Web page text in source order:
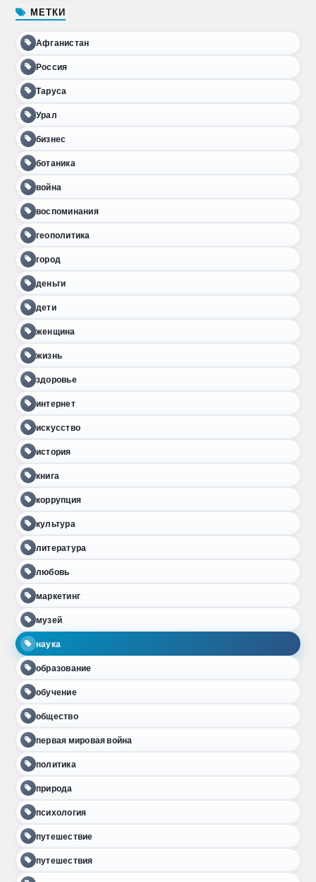
МЕТКИ
Афганистан
Россия
Таруса
Урал
бизнес
ботаника
война
воспоминания
геополитика
город
деньги
дети
женщина
жизнь
здоровье
интернет
искусство
история
книга
коррупция
культура
литература
любовь
маркетинг
музей
наука
образование
обучение
общество
первая мировая война
политика
природа
психология
путешествие
путешествия